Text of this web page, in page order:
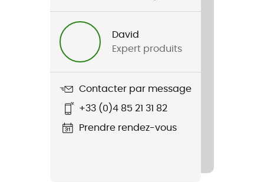
Nom du produit
L.I.M Mimic Vest
Technologies utilisées
David
Expert produits
Contacter par message
+33 (0)4 85 21 31 82
Prendre rendez-vous